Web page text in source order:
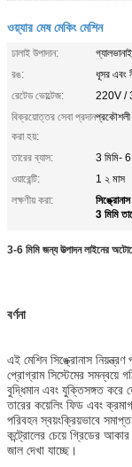
ওয়্যার মেষ মেকিং মেশিন
ঢালাই উপাদান:
রঙ:
ধূসর এবং
রেটেড ভোল্টেজ:
220V /
বিক্রয়োত্তর সেবা প্রদান
করা হয়:
প্রকৌশলী
তারের ব্যাস:
3 মিমি- 6
ওয়ারেন্টি:
1 ২ মাস
লক্ষণীয় করা:
3 মিমি
3-6 মিমি জন্য উত্পাদন লাইনের
বর্ণনা
এই মেশিন সিঙ্ক্রোনাস
প্রোগ্রাম সিস্টেমের সমন্বয়ে
বুদ্ধিমান এবং যুক্তিসঙ্গত করে
তারের কয়েলিং ফিড এবং
পরিবহন স্বয়ংক্রিয়ভাবে
কন্ট্রোলের চেয়ে গ্রিডের
জাল দেখা যাচ্ছে।